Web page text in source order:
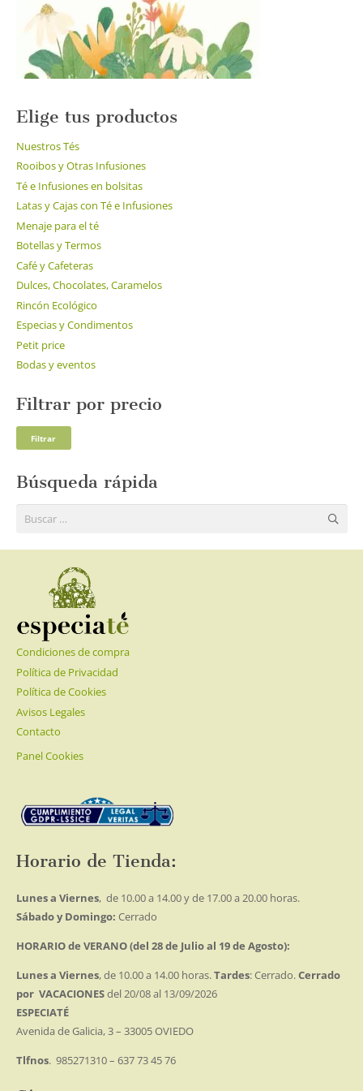
página
de
producto
Elige tus productos
Nuestros Tés
Rooibos y Otras Infusiones
Té e Infusiones en bolsitas
Latas y Cajas con Té e Infusiones
Menaje para el té
Botellas y Termos
Café y Cafeteras
Dulces, Chocolates, Caramelos
Rincón Ecológico
Especias y Condimentos
Petit price
Bodas y eventos
Filtrar por precio
Filtrar
Búsqueda rápida
Buscar:
Condiciones de compra
Política de Privacidad
Política de Cookies
Avisos Legales
Contacto
Panel Cookies
Horario de Tienda:
Lunes a Viernes, de 10.00 a 14.00 y de 17.00 a 20.00 horas.
Sábado y Domingo: Cerrado
HORARIO de VERANO (del 28 de Julio al 19 de Agosto):
Lunes a Viernes, de 10.00 a 14.00 horas.Tardes: Cerrado.Cerrado
por VACACIONESdel 20/08 al 13/09/2026
ESPECIATÉ
Avenida de Galicia, 3 – 33005 OVIEDO
Tlfnos. 985271310 – 637 73 45 76